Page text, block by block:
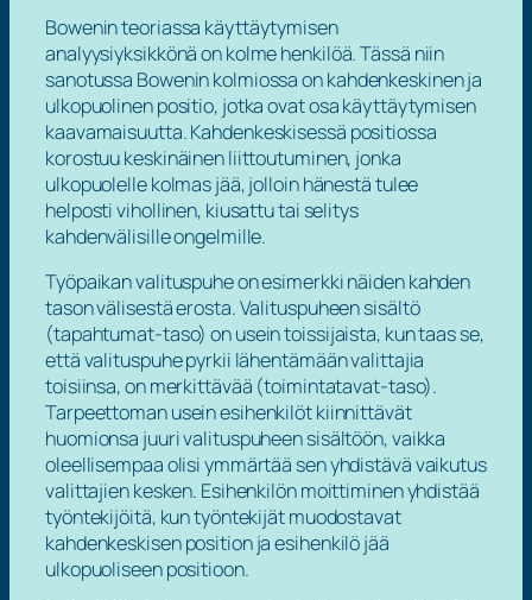
Bowenin teoriassa käyttäytymisen
analyysiyksikkönä on kolme henkilöä. Tässä niin
sanotussa Bowenin kolmiossa onkahdenkeskinenja
ulkopuolinen positio, jotka ovat osa käyttäytymisen
kaavamaisuutta. Kahdenkeskisessä positiossa
korostuu keskinäinen liittoutuminen, jonka
ulkopuolelle kolmas jää, jolloin hänestä tulee
helposti vihollinen, kiusattu tai selitys
kahdenvälisille ongelmille.
Työpaikan valituspuhe on esimerkki näiden kahden
tason välisestä erosta. Valituspuheen sisältö
(tapahtumat-taso) on usein toissijaista, kun taas se,
että valituspuhe pyrkii lähentämään valittajia
toisiinsa, on merkittävää (toimintatavat-taso).
Tarpeettoman usein esihenkilöt kiinnittävät
huomionsa juuri valituspuheen sisältöön, vaikka
oleellisempaa olisi ymmärtää sen yhdistävä vaikutus
valittajien kesken. Esihenkilön moittiminen yhdistää
työntekijöitä, kun työntekijät muodostavat
kahdenkeskisen position ja esihenkilö jää
ulkopuoliseen positioon.